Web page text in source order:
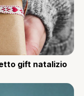
gift natalizio